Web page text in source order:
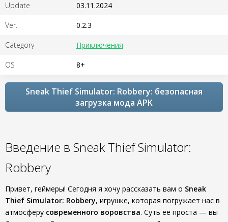
Update 03.11.2024
Ver. 0.2.3
Category Приключения
OS 8+
Sneak Thief Simulator: Robbery: безопасная
загрузка мода APK
Введение в Sneak Thief Simulator:
Robbery
Привет, геймеры! Сегодня я хочу рассказать вам о Sneak
Thief Simulator: Robbery, игрушке, которая погружает нас в
атмосферу современного воровства. Суть её проста — вы